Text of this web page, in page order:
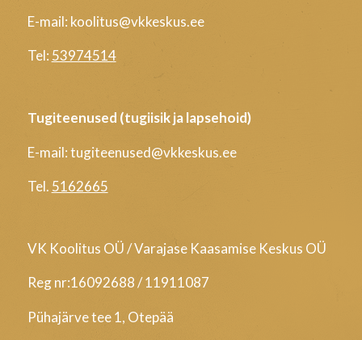
E-mail: koolitus@vkkeskus.ee
Tel: 53974514
Tugiteenused (tugiisik ja lapsehoid)
E-mail: tugiteenused@vkkeskus.ee
Tel. 5162665
VK Koolitus OÜ / Varajase Kaasamise Keskus OÜ
Reg nr:16092688 / 11911087
Pühajärve tee 1, Otepää